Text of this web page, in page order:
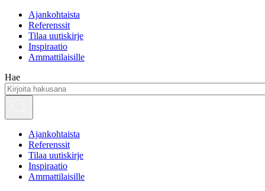
Ajankohtaista
Referenssit
Tilaa uutiskirje
Inspiraatio
Ammattilaisille
Hae
Ajankohtaista
Referenssit
Tilaa uutiskirje
Inspiraatio
Ammattilaisille